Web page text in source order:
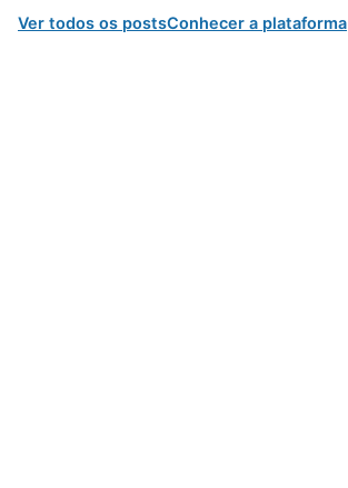
Ver todos os postsConhecer a plataforma